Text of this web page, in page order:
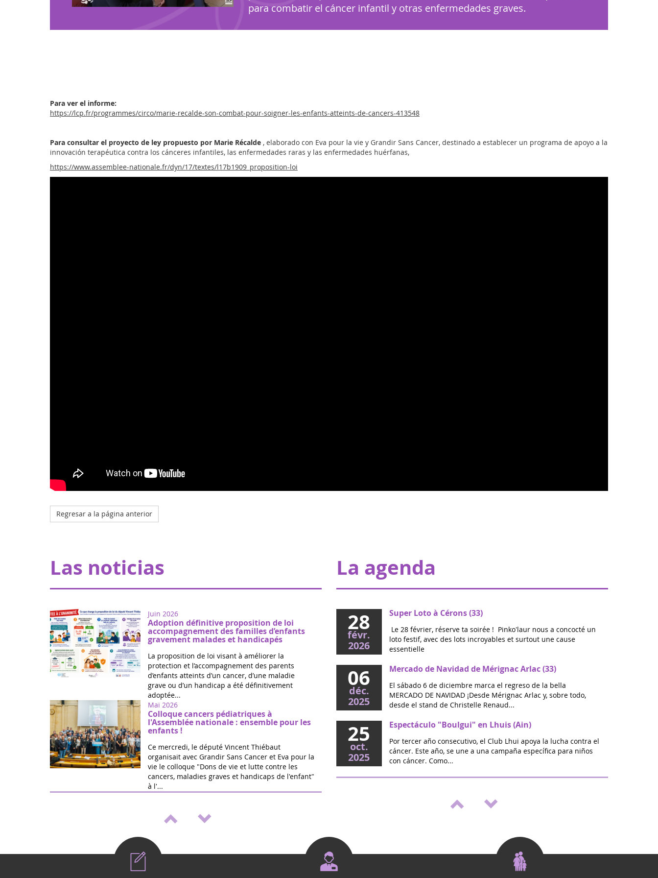
para combatir el cáncer infantil y otras enfermedades graves.
Para ver el informe:
https://lcp.fr/programmes/circo/marie-recalde-son-combat-pour-soigner-les-enfants-atteints-de-cancers-413548
Para consultar el proyecto de ley propuesto por Marie Récalde , elaborado con Eva pour la vie y Grandir Sans Cancer, destinado a establecer un programa de apoyo a la
innovación terapéutica contra los cánceres infantiles, las enfermedades raras y las enfermedades huérfanas,
https://www.assemblee-nationale.fr/dyn/17/textes/l17b1909_proposition-loi
Regresar a la página anterior
Las noticias
Juin 2026
Adoption définitive proposition de loi
accompagnement des familles d’enfants
gravement malades et handicapés
La proposition de loi visant à améliorer la
protection et l’accompagnement des parents
d’enfants atteints d’un cancer, d’une maladie
grave ou d’un handicap a été définitivement
adoptée...
Mai 2026
Colloque cancers pédiatriques à
l'Assemblée nationale : ensemble pour les
enfants !
Ce mercredi, le député Vincent Thiébaut
organisait avec Grandir Sans Cancer et Eva pour la
vie le colloque "Dons de vie et lutte contre les
cancers, maladies graves et handicaps de l'enfant"
à l'...
de loi de Marie Récalde votée
vie et la fédération Grandir Sans Cancer, la
proposition de loi portée par Marie Récalde pour
La agenda
28
févr.
2026
Super Loto à Cérons (33)
Le 28 février, réserve ta soirée ! Pinko'laur nous a concocté un
loto festif, avec des lots incroyables et surtout une cause
essentielle
06
déc.
2025
Mercado de Navidad de Mérignac Arlac (33)
El sábado 6 de diciembre marca el regreso de la bella
MERCADO DE NAVIDAD ¡Desde Mérignac Arlac y, sobre todo,
desde el stand de Christelle Renaud...
25
oct.
2025
Espectáculo "Boulgui" en Lhuis (Ain)
Por tercer año consecutivo, el Club Lhui apoya la lucha contra el
cáncer. Este año, se une a una campaña específica para niños
con cáncer. Como...
O Source - Salón de bienestar y vitalidad en St Médard
Este año, el comienzo del nuevo año escolar será ZEN: en Saint
16sept.
Encuentro "Septiembre dorado" en St Médard en
Para apoyar la lucha contra los cánceres pediátricos, en
memoria de niños como Eva que nos han dejado, se organiza